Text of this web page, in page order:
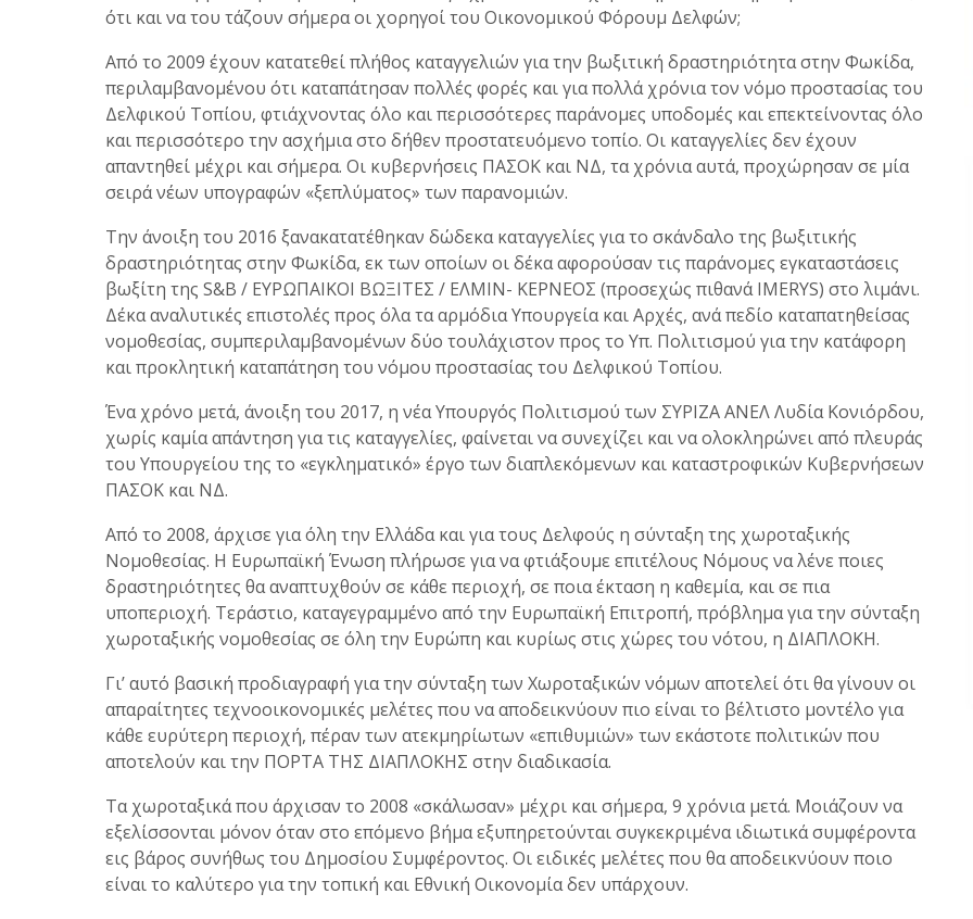
ότι και να του τάζουν σήμερα οι χορηγοί του Οικονομικού Φόρουμ Δελφών;
Από το 2009 έχουν κατατεθεί πλήθος καταγγελιών για την βωξιτική δραστηριότητα στην Φωκίδα,
περιλαμβανομένου ότι καταπάτησαν πολλές φορές και για πολλά χρόνια τον νόμο προστασίας του
Δελφικού Τοπίου, φτιάχνοντας όλο και περισσότερες παράνομες υποδομές και επεκτείνοντας όλο
και περισσότερο την ασχήμια στο δήθεν προστατευόμενο τοπίο. Οι καταγγελίες δεν έχουν
απαντηθεί μέχρι και σήμερα. Οι κυβερνήσεις ΠΑΣΟΚ και ΝΔ, τα χρόνια αυτά, προχώρησαν σε μία
σειρά νέων υπογραφών «ξεπλύματος» των παρανομιών.
Την άνοιξη του 2016 ξανακατατέθηκαν δώδεκα καταγγελίες για το σκάνδαλο της βωξιτικής
δραστηριότητας στην Φωκίδα, εκ των οποίων οι δέκα αφορούσαν τις παράνομες εγκαταστάσεις
βωξίτη της S&B / ΕΥΡΩΠΑΙΚΟΙ ΒΩΞΙΤΕΣ / ΕΛΜΙΝ- ΚΕΡΝΕΟΣ (προσεχώς πιθανά ΙMERΥS) στο λιμάνι.
Δέκα αναλυτικές επιστολές προς όλα τα αρμόδια Υπουργεία και Αρχές, ανά πεδίο καταπατηθείσας
νομοθεσίας, συμπεριλαμβανομένων δύο τουλάχιστον προς το Υπ. Πολιτισμού για την κατάφορη
και προκλητική καταπάτηση του νόμου προστασίας του Δελφικού Τοπίου.
Ένα χρόνο μετά, άνοιξη του 2017, η νέα Υπουργός Πολιτισμού των ΣΥΡΙΖΑ ΑΝΕΛ Λυδία Κονιόρδου,
χωρίς καμία απάντηση για τις καταγγελίες, φαίνεται να συνεχίζει και να ολοκληρώνει από πλευράς
του Υπουργείου της το «εγκληματικό» έργο των διαπλεκόμενων και καταστροφικών Κυβερνήσεων
ΠΑΣΟΚ και ΝΔ.
Από το 2008, άρχισε για όλη την Ελλάδα και για τους Δελφούς η σύνταξη της χωροταξικής
Νομοθεσίας. Η Ευρωπαϊκή Ένωση πλήρωσε για να φτιάξουμε επιτέλους Νόμους να λένε ποιες
δραστηριότητες θα αναπτυχθούν σε κάθε περιοχή, σε ποια έκταση η καθεμία, και σε πια
υποπεριοχή. Τεράστιο, καταγεγραμμένο από την Ευρωπαϊκή Επιτροπή, πρόβλημα για την σύνταξη
χωροταξικής νομοθεσίας σε όλη την Ευρώπη και κυρίως στις χώρες του νότου, η ΔΙΑΠΛΟΚΗ.
Γι’ αυτό βασική προδιαγραφή για την σύνταξη των Χωροταξικών νόμων αποτελεί ότι θα γίνουν οι
απαραίτητες τεχνοοικονομικές μελέτες που να αποδεικνύουν πιο είναι το βέλτιστο μοντέλο για
κάθε ευρύτερη περιοχή, πέραν των ατεκμηρίωτων «επιθυμιών» των εκάστοτε πολιτικών που
αποτελούν και την ΠΟΡΤΑ ΤΗΣ ΔΙΑΠΛΟΚΗΣ στην διαδικασία.
Τα χωροταξικά που άρχισαν το 2008 «σκάλωσαν» μέχρι και σήμερα, 9 χρόνια μετά. Μοιάζουν να
εξελίσσονται μόνον όταν στο επόμενο βήμα εξυπηρετούνται συγκεκριμένα ιδιωτικά συμφέροντα
εις βάρος συνήθως του Δημοσίου Συμφέροντος. Οι ειδικές μελέτες που θα αποδεικνύουν ποιο
είναι το καλύτερο για την τοπική και Εθνική Οικονομία δεν υπάρχουν.